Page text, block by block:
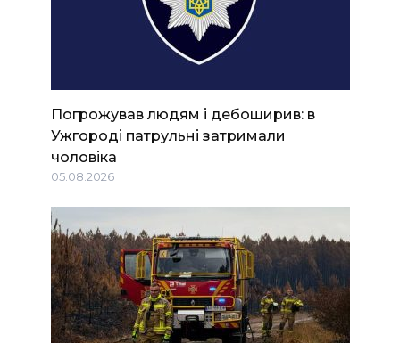
Погрожував людям і дебоширив: в
Ужгороді патрульні затримали
чоловіка
05.08.2026